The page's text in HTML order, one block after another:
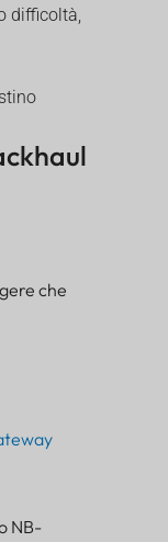
difficoltà,
che
NB-